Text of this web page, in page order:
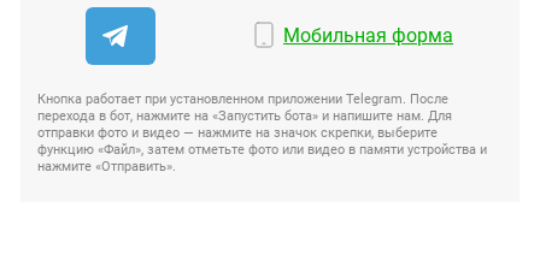
Мобильная форма
Кнопка работает при установленном приложении Telegram. После
перехода в бот, нажмите на «Запустить бота» и напишите нам. Для
отправки фото и видео — нажмите на значок скрепки, выберите
функцию «Файл», затем отметьте фото или видео в памяти устройства и
нажмите «Отправить».